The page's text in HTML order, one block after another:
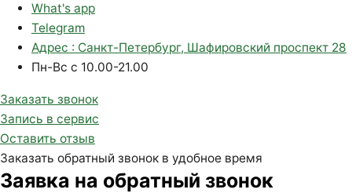
What's app
Telegram
Адрес : Санкт-Петербург, Шафировский проспект 28
Пн-Вс с 10.00-21.00
Заказать звонок
Запись в сервис
Оставить отзыв
Заказать обратный звонок в удобное время
Заявка на обратный звонок